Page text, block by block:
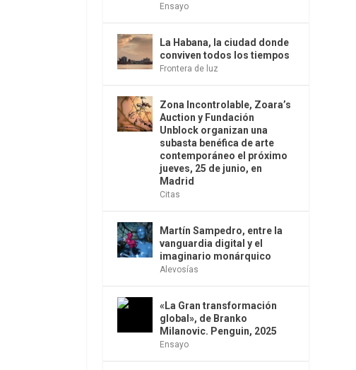
Ensayo
La Habana, la ciudad donde
conviven todos los tiempos
Frontera de luz
Zona Incontrolable, Zoara’s
Auction y Fundación
Unblock organizan una
subasta benéfica de arte
contemporáneo el próximo
jueves, 25 de junio, en
Madrid
Citas
Martín Sampedro, entre la
vanguardia digital y el
imaginario monárquico
Alevosías
«La Gran transformación
global», de Branko
Milanovic. Penguin, 2025
Ensayo